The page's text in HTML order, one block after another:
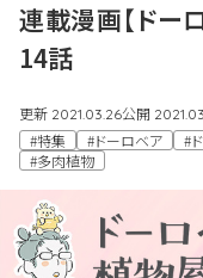
連載漫画【ドー
14話
更新 2021.03.26公開
#特集
#ドーロベア #
#多肉植物